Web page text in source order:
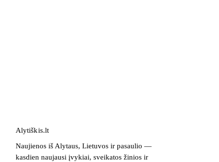
Alytiškis.lt
Naujienos iš Alytaus, Lietuvos ir pasaulio —
kasdien naujausi įvykiai, sveikatos žinios ir